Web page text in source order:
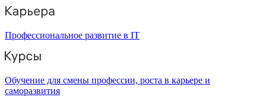
Профессиональное развитие в IT
Обучение для смены профессии, роста в карьере и
саморазвития